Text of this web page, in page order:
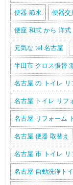
便器 節水 便器交
便座 和式 から 洋式
元気な tel 名古屋
半田市 クロス張替
名古屋 の トイレ リ
名古屋 トイレ リフ
名古屋 リフォーム
名古屋 便器 取替え
名古屋 市 トイレ リ
名古屋 自動洗浄ト